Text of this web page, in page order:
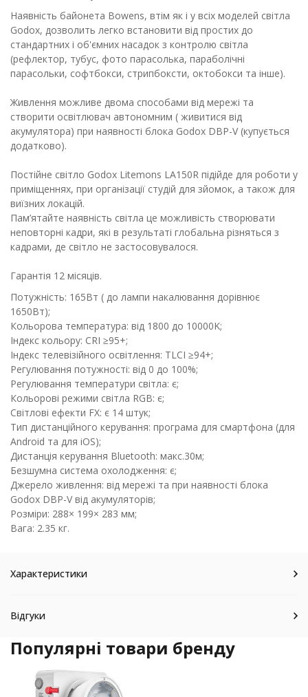
Наявність байонета Bowens, втім як і у всіх моделей світла
Godox, дозволить легко встановити від простих до
стандартних і об'ємних насадок з контролю світла
(рефлектор, тубус, фото парасолька, параболічні
парасольки, софтбокси, стрипбоксти, октобокси та інше).
Живлення можливе двома способами від мережі та
створити освітлювач автономним ( живитися від
акумулятора) при наявності блока Godox DBP-V (купується
додатково).
Постійне світло Godox Litemons LA150R підійде для роботи у
приміщеннях, при організації студій для зйомок, а також для
виїзних локацій.
Пам’ятайте наявність світла це можливість створювати
неповторні кадри, які в результаті глобальна різняться з
кадрами, де світло не застосовувалося.
Гарантія 12 місяців.
Потужність: 165Вт ( до лампи накалювання дорівнює
1650Вт);
Кольорова температура: від 1800 до 10000K;
Індекс кольору: CRI ≥95+;
Індекс телевізійного освітлення: TLCI ≥94+;
Регулювання потужності: від 0 до 100%;
Регулювання температури світла: є;
Кольорові режими світла RGB: є;
Світлові ефекти FX: є 14 штук;
Тип дистанційного керування: програма для смартфона (для
Android та для iOS);
Дистанція керування Bluetooth: макс.30м;
Безшумна система охолодження: є;
Джерело живлення: від мережі та при наявності блока
Godox DBP-V від акумуляторів;
Розміри: 288× 199× 283 мм;
Вага: 2.35 кг.
Характеристики
Відгуки
Популярні товари бренду